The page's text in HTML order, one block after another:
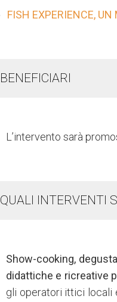
FISH EXPERIENCE, UN
BENEFICIARI
L’intervento sarà
QUALI INTERVENTI
Show-cooking,
didattiche e ricreative
gli operatori ittici locali